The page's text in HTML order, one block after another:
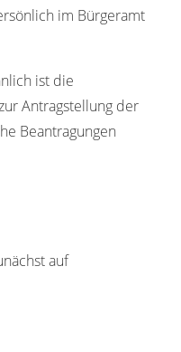
im Bürgeramt
ist die
Antragstellung der
Beantragungen
auf